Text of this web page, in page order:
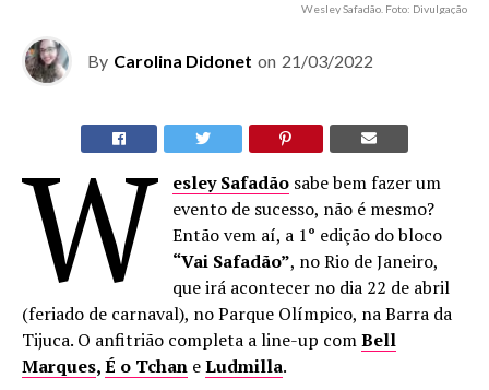
Wesley Safadão. Foto: Divulgação
By Carolina Didonet on 21/03/2022
W esley Safadão sabe bem fazer um
evento de sucesso, não é mesmo?
Então vem aí, a 1° edição do bloco
“Vai Safadão”, no Rio de Janeiro,
que irá acontecer no dia 22 de abril
(feriado de carnaval), no Parque Olímpico, na Barra da
Tijuca. O anfitrião completa a line-up comBell
Marques,É o Tchan eLudmilla.